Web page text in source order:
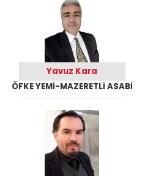
Yavuz Kara
ÖFKE YEMİ-MAZERETLİ ASABİ